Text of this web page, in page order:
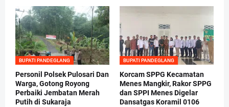
BUPATI PANDEGLANG
Personil Polsek Pulosari Dan
Warga, Gotong Royong
Perbaiki Jembatan Merah
Putih di Sukaraja
BUPATI PANDEGLANG
Korcam SPPG Kecamatan
Menes Mangkir, Rakor SPPG
dan SPPI Menes Digelar
Dansatgas Koramil 0106